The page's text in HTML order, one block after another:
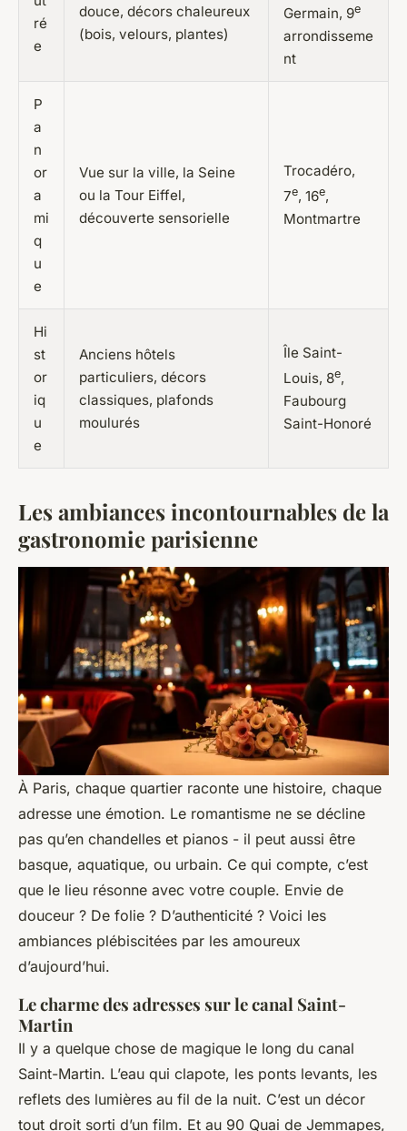
ré
e
douce, décors chaleureux
(bois, velours, plantes)
Germain, 9e
arrondisseme
nt
P
a
n
or
a
mi
q
u
e
Vue sur la ville, la Seine
ou la Tour Eiffel,
découverte sensorielle
Trocadéro,
7e, 16e,
Montmartre
Hi
st
or
iq
u
e
Anciens hôtels
particuliers, décors
classiques, plafonds
moulurés
Île Saint-
Louis, 8e,
Faubourg
Saint-Honoré
Les ambiances incontournables de la
gastronomie parisienne
À Paris, chaque quartier raconte une histoire, chaque
adresse une émotion. Le romantisme ne se décline
pas qu’en chandelles et pianos - il peut aussi être
basque, aquatique, ou urbain. Ce qui compte, c’est
que le lieu résonne avec votre couple. Envie de
douceur ? De folie ? D’authenticité ? Voici les
ambiances plébiscitées par les amoureux
d’aujourd’hui.
Le charme des adresses sur le canal Saint-
Martin
Il y a quelque chose de magique le long du canal
Saint-Martin. L’eau qui clapote, les ponts levants, les
reflets des lumières au fil de la nuit. C’est un décor
tout droit sorti d’un film. Et au 90 Quai de Jemmapes,